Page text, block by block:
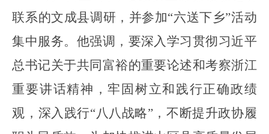
联系的文成县调研，并参加“六送下乡”活动
集中服务。他强调，要深入学习贯彻习近平
总书记关于共同富裕的重要论述和考察浙江
重要讲话精神，牢固树立和践行正确政绩
观，深入践行“八八战略”，不断提升政协履